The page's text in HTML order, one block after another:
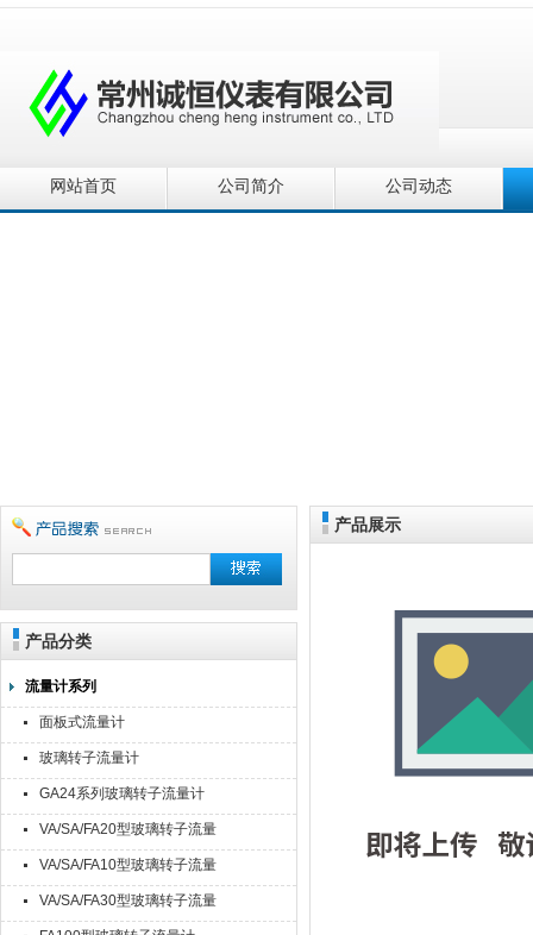
网站首页 公司简介 公司动态
产品分类
流量计系列
面板式流量计
玻璃转子流量计
GA24系列玻璃转子流量计
VA/SA/FA20型玻璃转子流量
计
VA/SA/FA10型玻璃转子流量
计
VA/SA/FA30型玻璃转子流量
计
产品展示